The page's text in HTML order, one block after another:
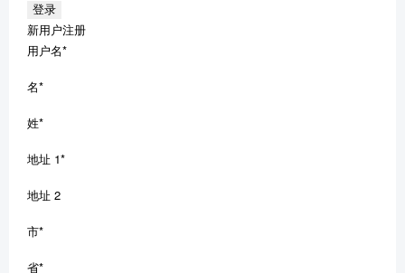
新用户注册
用户名*
名*
姓*
地址 1*
地址 2
市*
省*